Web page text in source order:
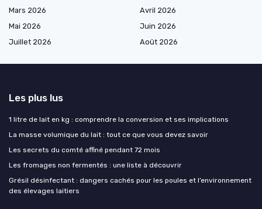
Mars 2026
Avril 2026
Mai 2026
Juin 2026
Juillet 2026
Août 2026
Les plus lus
1 litre de lait en kg : comprendre la conversion et ses implications
La masse volumique du lait : tout ce que vous devez savoir
Les secrets du comté affiné pendant 72 mois
Les fromages non fermentés : une liste à découvrir
Grésil désinfectant : dangers cachés pour les poules et l’environnement
des élevages laitiers